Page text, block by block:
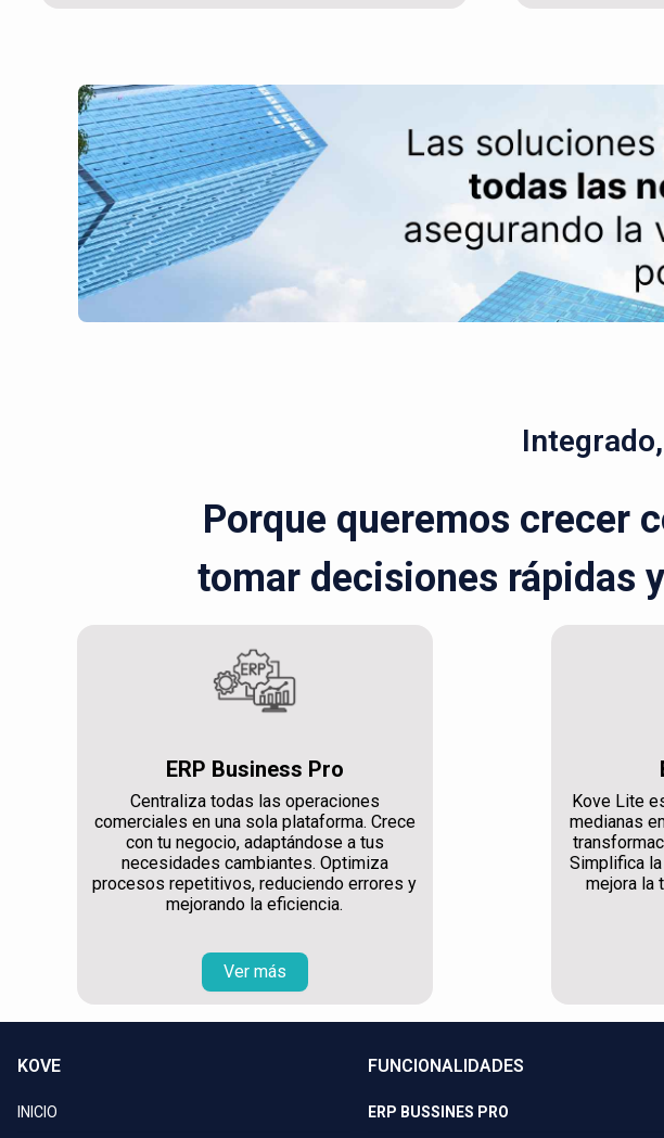
Porque queremos crecer
tomar decisiones rápidas
ERP Business Pro
Centraliza todas las operaciones
comerciales en una sola plataforma. Crece
con tu negocio, adaptándose a tus
necesidades cambiantes. Optimiza
procesos repetitivos, reduciendo errores y
mejorando la eficiencia.
Ver más
Kove Lite
medianas
Simplifica
mejora la
KOVE
INICIO
FUNCIONALIDADES
ERP BUSSINES PRO